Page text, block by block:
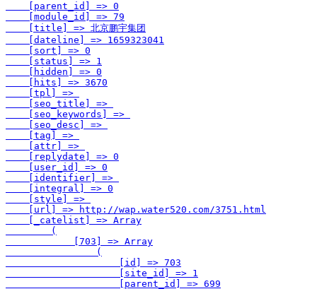
    [parent_id] => 0
    [module_id] => 79
    [title] => 北京鹏宇集团
    [dateline] => 1659323041
    [sort] => 0
    [status] => 1
    [hidden] => 0
    [hits] => 3670
    [tpl] =>
    [seo_title] =>
    [seo_keywords] =>
    [seo_desc] =>
    [tag] =>
    [attr] =>
    [replydate] => 0
    [user_id] => 0
    [identifier] =>
    [integral] => 0
    [style] =>
    [url] => http://wap.water520.com/3751.html
    [_catelist] => Array
        (
            [703] => Array
                (
                    [id] => 703
                    [site_id] => 1
                    [parent_id] => 699